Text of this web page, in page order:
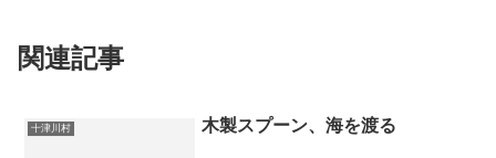
関連記事
十津川村 木製スプーン、海を渡る